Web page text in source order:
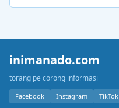
inimanado.com
torang pe corong informasi
Facebook Instagram TikTok